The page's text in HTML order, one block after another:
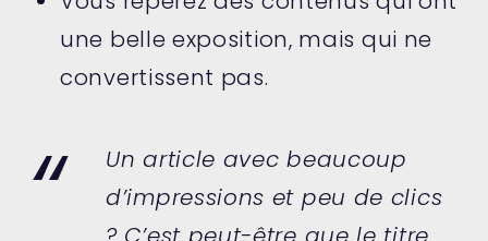
une belle exposition, mais qui ne
convertissent pas.
Un article avec beaucoup
d’impressions et peu de clics